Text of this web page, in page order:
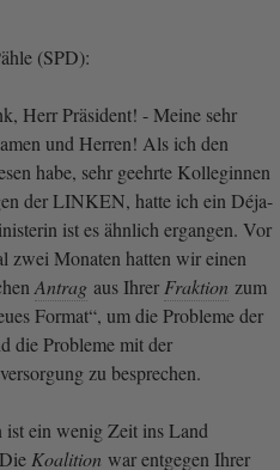
(SPD):
Herr Präsident! - Meine sehr
und Herren! Als ich den
habe, sehr geehrte Kolleginnen
der LINKEN, hatte ich ein Déja-
ist es ähnlich ergangen. Vor
zwei Monaten hatten wir einen
Antrag aus Ihrer Fraktion zum
Format“, um die Probleme der
die Probleme mit der
zu besprechen.
ist ein wenig Zeit ins Land
Koalition war entgegen Ihrer